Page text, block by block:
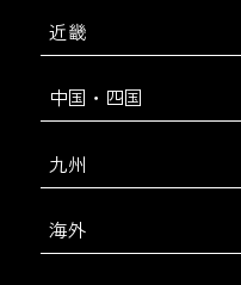
近畿
中国・四国
九州
海外